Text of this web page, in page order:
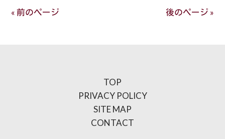
« 前のページ 後のページ »
TOP
PRIVACY POLICY
SITE MAP
CONTACT